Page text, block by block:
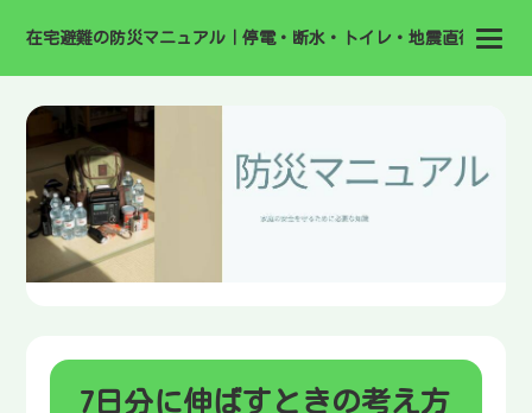
在宅避難の防災マニュアル｜停電・断水・トイレ・地震直後の備え
7日分に伸ばすときの考え方